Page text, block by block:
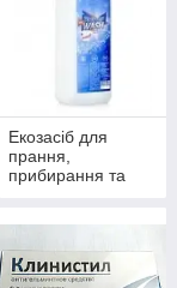
Екозасіб для
прання,
прибирання та